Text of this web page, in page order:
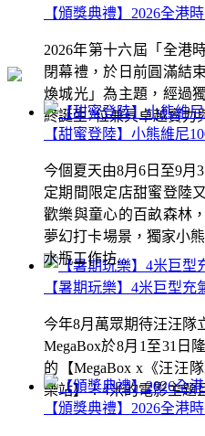
【頒獎典禮】2026全港
2026年第十六屆「全港
閉幕禮，於日前圓滿結
煥城光」為主題，經過
終誕生7位兼具卓越實力
【暑期玩樂】4米巨型充
今年8月萬眾期待汪汪隊
MegaBox於8月1至31日
的【MegaBox x《汪汪
樂站】！4米的電影主題
【甜蜜登陸】小熊維尼
今個夏天由8月6日至9月
定期間限定店甜蜜登陸
歡樂與童心的百畝森林
夢幻打卡場景，獨家小
水瓶工作坊...
【頒獎典禮】2026全港